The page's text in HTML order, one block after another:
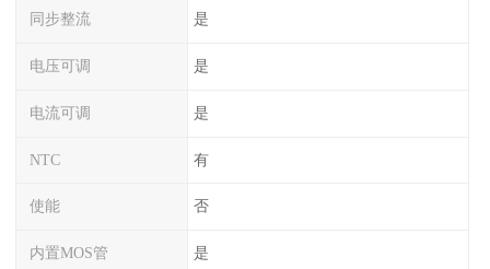
同步整流 是
电压可调 是
电流可调 是
NTC 有
使能 否
内置MOS管 是